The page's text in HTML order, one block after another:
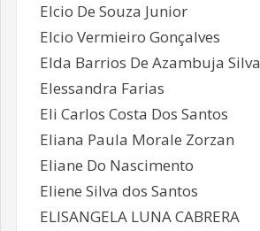
Elcio De Souza Junior
Elcio Vermieiro Gonçalves
Elda Barrios De Azambuja Silva
Elessandra Farias
Eli Carlos Costa Dos Santos
Eliana Paula Morale Zorzan
Eliane Do Nascimento
Eliene Silva dos Santos
ELISANGELA LUNA CABRERA